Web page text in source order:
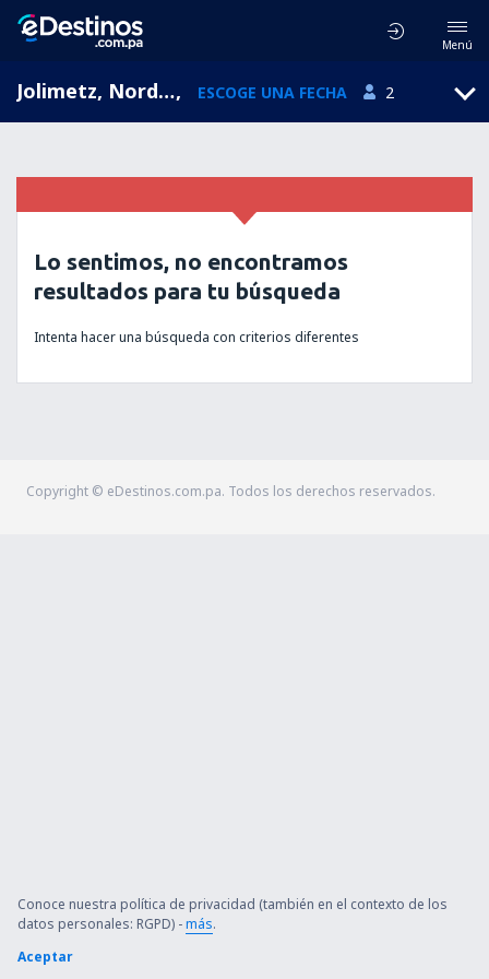
Menú
Jolimetz, Nord-Pas-de-Calais, Francia, ESCOGE UNA FECHA 2
Lo sentimos, no encontramos
resultados para tu búsqueda
Intenta hacer una búsqueda con criterios diferentes
Copyright © eDestinos.com.pa. Todos los derechos reservados.
Conoce nuestra política de privacidad (también en el contexto de los
datos personales: RGPD) -más.
Aceptar